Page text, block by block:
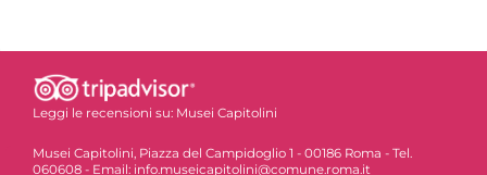
Leggi le recensioni su: Musei Capitolini
Musei Capitolini, Piazza del Campidoglio 1 - 00186 Roma - Tel.
060608 - Email: info.museicapitolini@comune.roma.it